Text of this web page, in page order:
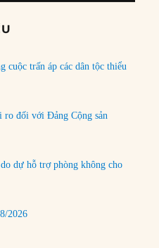
cuộc trấn áp các dân tộc thiểu
đối với Đảng Cộng sản
dự hỗ trợ phòng không cho
2026